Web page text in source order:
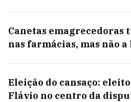
Canetas emagrecedoras
nas farmácias, mas não a
Eleição do cansaço:
Flávio no centro da